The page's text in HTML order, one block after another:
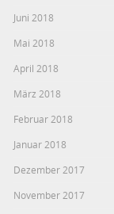
Juni 2018
Mai 2018
April 2018
März 2018
Februar 2018
Januar 2018
Dezember 2017
November 2017